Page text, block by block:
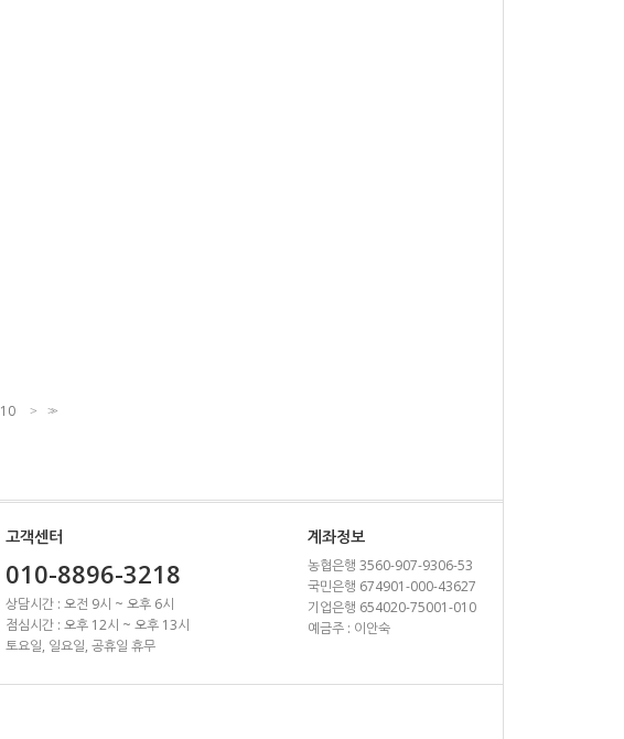
10 > >>
고객센터
010-8896-3218
상담시간 : 오전 9시 ~ 오후 6시
점심시간 : 오후 12시 ~ 오후 13시
토요일, 일요일, 공휴일 휴무
계좌정보
농협은행 3560-907-9306-53
국민은행 674901-000-43627
기업은행 654020-75001-010
예금주 : 이안숙